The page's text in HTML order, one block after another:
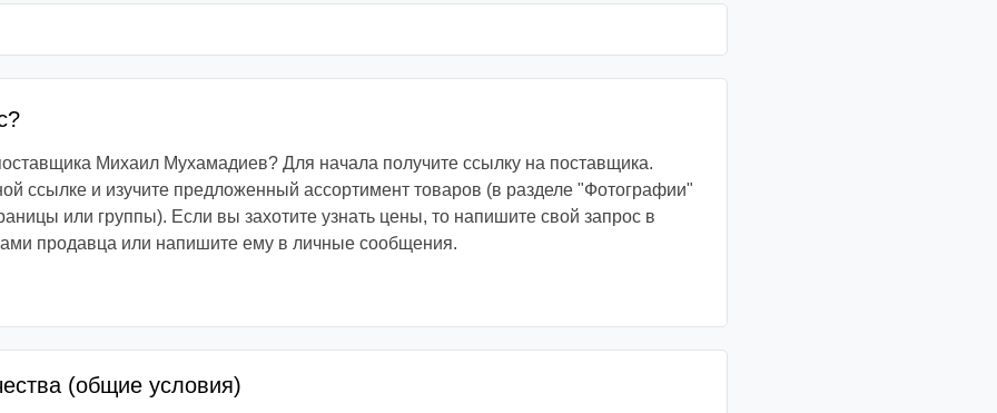
Михаил Мухамадиев? Для начала получите ссылку на поставщика.
ссылке и изучите предложенный ассортимент товаров (в разделе "Фотографии"
или группы). Если вы захотите узнать цены, то напишите свой запрос в
продавца или напишите ему в личные сообщения.
(общие условия)